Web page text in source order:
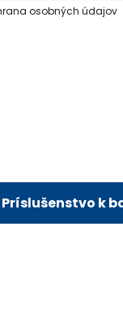
osobných údajov
Príslušenstvo k